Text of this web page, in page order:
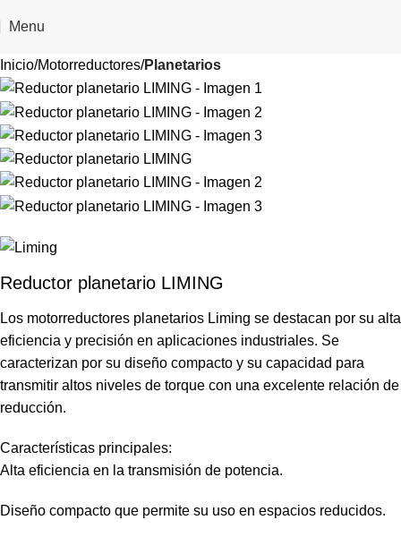
Menu
Inicio Motorreductores Planetarios
Reductor planetario LIMING
Los motorreductores planetarios Liming se destacan por su alta
eficiencia y precisión en aplicaciones industriales. Se
caracterizan por su diseño compacto y su capacidad para
transmitir altos niveles de torque con una excelente relación de
reducción.
Características principales:
Alta eficiencia en la transmisión de potencia.
Diseño compacto que permite su uso en espacios reducidos.